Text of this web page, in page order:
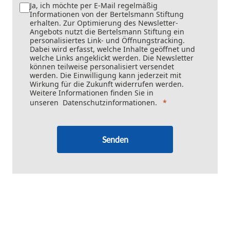
Ja, ich möchte per E-Mail regelmäßig
Informationen von der Bertelsmann Stiftung
erhalten. Zur Optimierung des Newsletter-
Angebots nutzt die Bertelsmann Stiftung ein
personalisiertes Link- und Öffnungstracking.
Dabei wird erfasst, welche Inhalte geöffnet und
welche Links angeklickt werden. Die Newsletter
können teilweise personalisiert versendet
werden. Die Einwilligung kann jederzeit mit
Wirkung für die Zukunft widerrufen werden.
Weitere Informationen finden Sie in
unseren Datenschutzinformationen.
Senden